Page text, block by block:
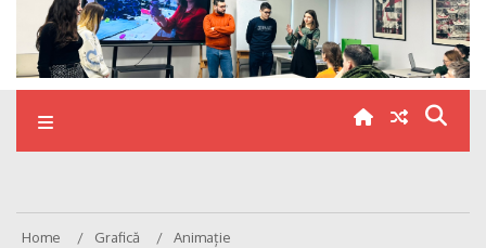
Home Grafică
Animație